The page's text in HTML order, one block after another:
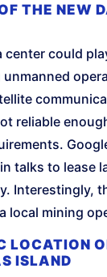
THE NEW
center could
reliable
talks to lease
Interestingly,
local mining
LOCATION
ISLAND